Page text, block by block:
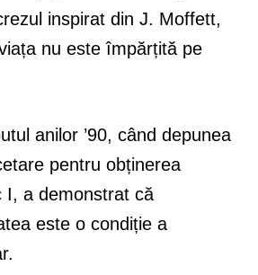
inspirat din J. Moffett,
nu este împărțită pe
anilor ’90, când depunea
pentru obținerea
I, a demonstrat că
este o condiție a